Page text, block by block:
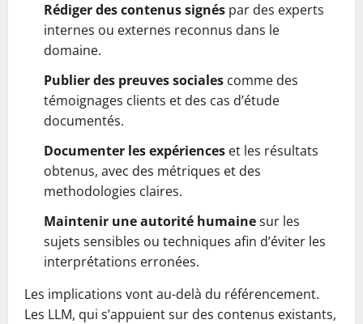
Rédiger des contenus signés par des experts
internes ou externes reconnus dans le
domaine.
Publier des preuves sociales comme des
témoignages clients et des cas d’étude
documentés.
Documenter les expériences et les résultats
obtenus, avec des métriques et des
methodologies claires.
Maintenir une autorité humainesur les
sujets sensibles ou techniques afin d’éviter les
interprétations erronées.
Les implications vont au-delà du référencement.
Les LLM, qui s’appuient sur des contenus existants,